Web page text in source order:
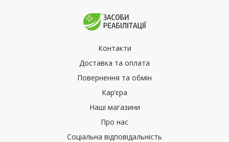
Контакти
Доставка та оплата
Повернення та обмін
Кар’єра
Наші магазини
Про нас
Соціальна відповідальність